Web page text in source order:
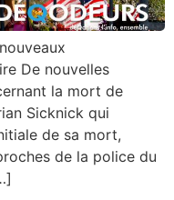
De nouvelles
la mort de
Sicknick qui
de sa mort,
de la police du